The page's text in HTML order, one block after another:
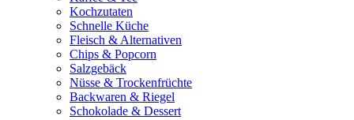
Kochzutaten
Schnelle Küche
Fleisch & Alternativen
Chips & Popcorn
Salzgebäck
Nüsse & Trockenfrüchte
Backwaren & Riegel
Schokolade & Dessert